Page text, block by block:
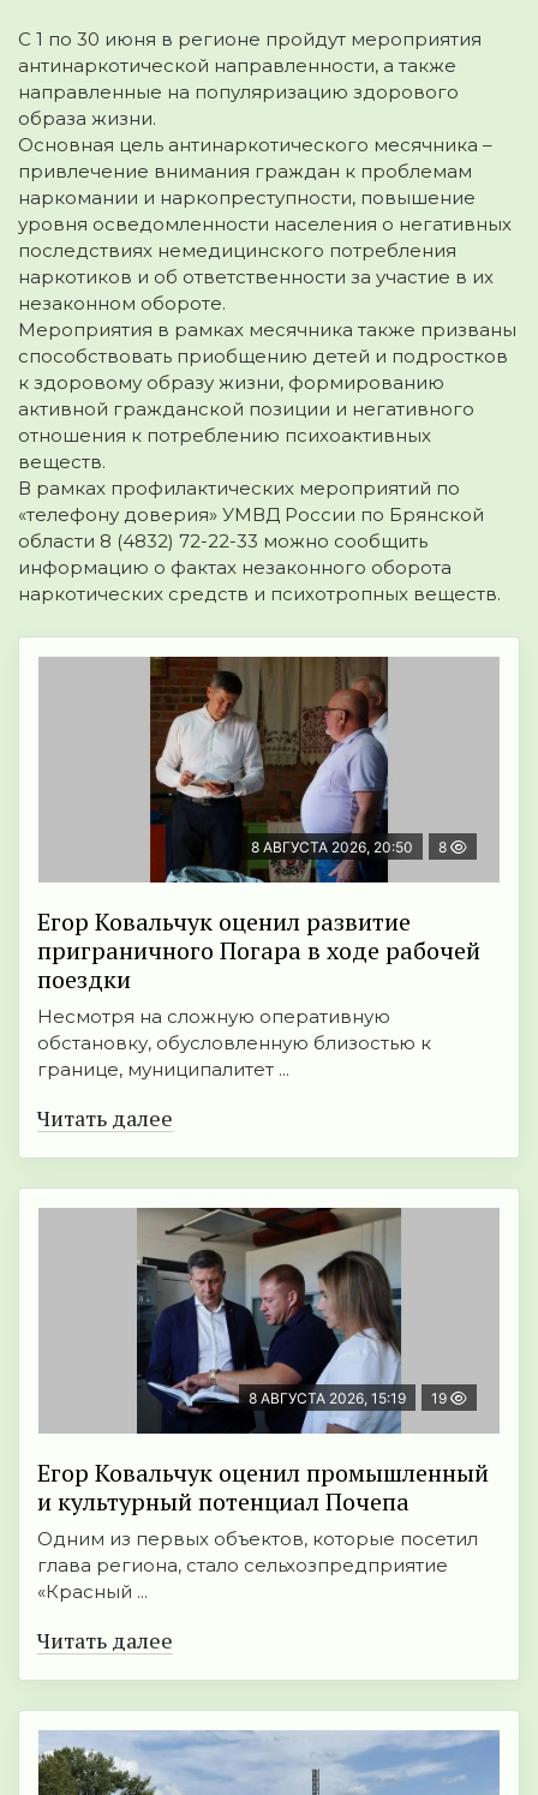
С 1 по 30 июня в регионе пройдут мероприятия
антинаркотической направленности, а также
направленные на популяризацию здорового
образа жизни.
Основная цель антинаркотического месячника –
привлечение внимания граждан к проблемам
наркомании и наркопреступности, повышение
уровня осведомленности населения о негативных
последствиях немедицинского потребления
наркотиков и об ответственности за участие в их
незаконном обороте.
Мероприятия в рамках месячника также призваны
способствовать приобщению детей и подростков
к здоровому образу жизни, формированию
активной гражданской позиции и негативного
отношения к потреблению психоактивных
веществ.
В рамках профилактических мероприятий по
«телефону доверия» УМВД России по Брянской
области 8 (4832) 72-22-33 можно сообщить
информацию о фактах незаконного оборота
наркотических средств и психотропных веществ.
8 АВГУСТА 2026, 20:50 8
Егор Ковальчук оценил развитие
приграничного Погара в ходе рабочей
поездки
Несмотря на сложную оперативную
обстановку, обусловленную близостью к
границе, муниципалитет ...
Читать далее
8 АВГУСТА 2026, 15:19 19
Егор Ковальчук оценил промышленный
и культурный потенциал Почепа
Одним из первых объектов, которые посетил
глава региона, стало сельхозпредприятие
«Красный ...
Читать далее